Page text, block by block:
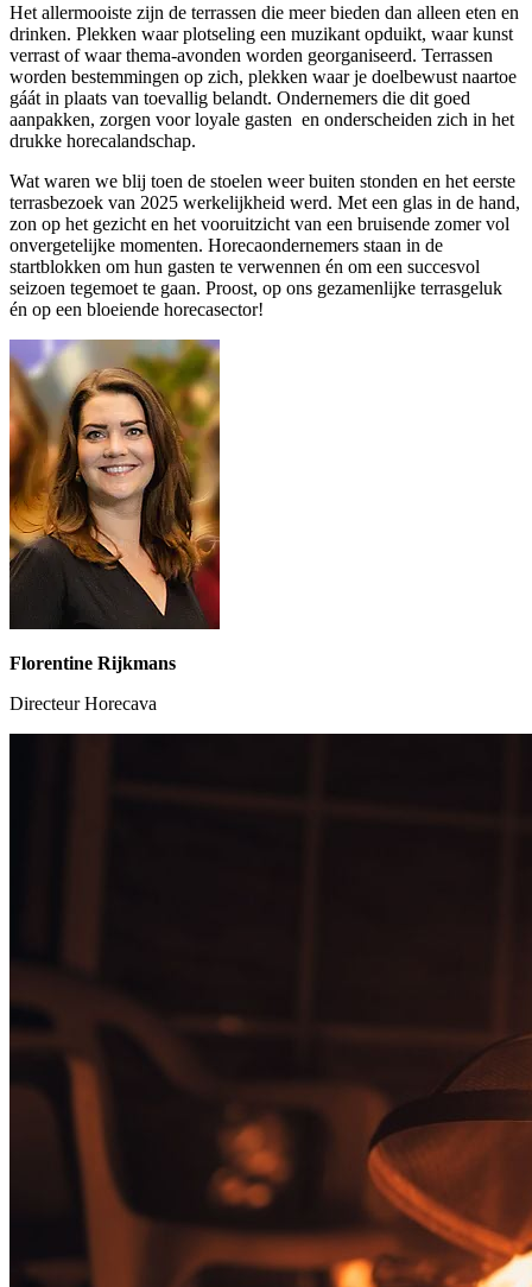
Het allermooiste zijn de terrassen die meer bieden dan alleen eten en
drinken. Plekken waar plotseling een muzikant opduikt, waar kunst
verrast of waar thema-avonden worden georganiseerd. Terrassen
worden bestemmingen op zich, plekken waar je doelbewust naartoe
gáát in plaats van toevallig belandt. Ondernemers die dit goed
aanpakken, zorgen voor loyale gasten en onderscheiden zich in het
drukke horecalandschap.
Wat waren we blij toen de stoelen weer buiten stonden en het eerste
terrasbezoek van 2025 werkelijkheid werd. Met een glas in de hand,
zon op het gezicht en het vooruitzicht van een bruisende zomer vol
onvergetelijke momenten. Horecaondernemers staan in de
startblokken om hun gasten te verwennen én om een succesvol
seizoen tegemoet te gaan. Proost, op ons gezamenlijke terrasgeluk
én op een bloeiende horecasector!
Florentine Rijkmans
Directeur Horecava